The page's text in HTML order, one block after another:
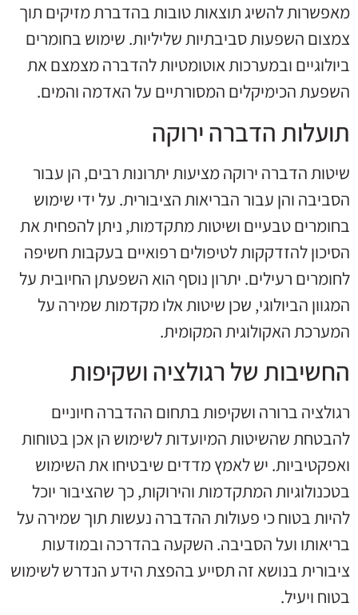
מאפשרות להשיג תוצאות טובות בהדברת מזיקים תוך
צמצום השפעות סביבתיות שליליות. שימוש בחומרים
ביולוגיים ובמערכות אוטומטיות להדברה מצמצם את
השפעת הכימיקלים המסורתיים על האדמה והמים.
תועלות הדברה ירוקה
שיטות הדברה ירוקה מציעות יתרונות רבים, הן עבור
הסביבה והן עבור הבריאות הציבורית. על ידי שימוש
בחומרים טבעיים ושיטות מתקדמות, ניתן להפחית את
הסיכון להזדקקות לטיפולים רפואיים בעקבות חשיפה
לחומרים רעילים. יתרון נוסף הוא השפעתן החיובית על
המגוון הביולוגי, שכן שיטות אלו מקדמות שמירה על
המערכת האקולוגית המקומית.
החשיבות של רגולציה ושקיפות
רגולציה ברורה ושקיפות בתחום ההדברה חיוניים
להבטחת שהשיטות המיועדות לשימוש הן אכן בטוחות
ואפקטיביות. יש לאמץ מדדים שיבטיחו את השימוש
בטכנולוגיות המתקדמות והירוקות, כך שהציבור יוכל
להיות בטוח כי פעולות ההדברה נעשות תוך שמירה על
בריאותו ועל הסביבה. השקעה בהדרכה ובמודעות
ציבורית בנושא זה תסייע בהפצת הידע הנדרש לשימוש
בטוח ויעיל.